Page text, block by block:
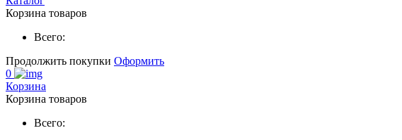
Корзина товаров
Всего:
Продолжить покупки Оформить
0
Корзина
Корзина товаров
Всего: